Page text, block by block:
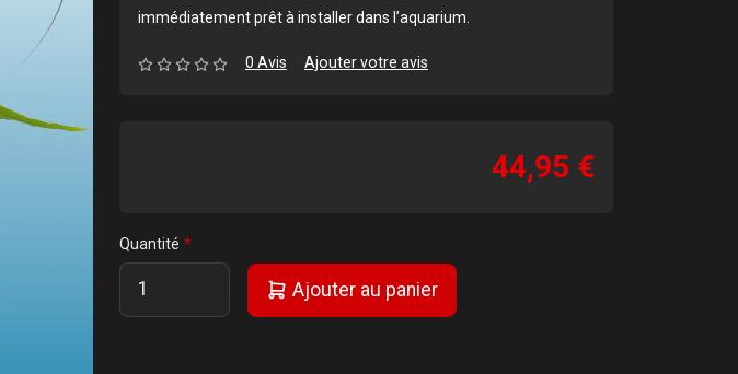
immédiatement prêt à installer dans l’aquarium.
0 Avis Ajouter votre avis
44,95 €
Quantité
Ajouter au panier